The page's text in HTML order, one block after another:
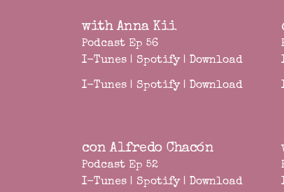
with Anna Kii
Podcast Ep 56
I-Tunes | Spotify| Download
I-Tunes | Spotify| Download
con Alfredo Chacón
Podcast Ep 52
I-Tunes | Spotify| Download